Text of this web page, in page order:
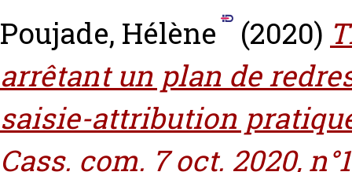
Poujade, Hélène
(2020)
arrêtant un plan de
saisie-attribution
Cass. com. 7 oct. 2020,